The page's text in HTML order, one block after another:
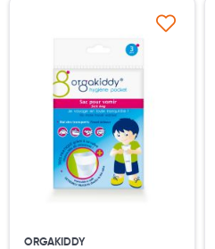
Compléments alimentaires
Médicaments et Santé
Premiers soins
Pansements
Hygiène nasale
Nutrition clinique
ORGAKIDDY
Ajouter à ma liste d’envie